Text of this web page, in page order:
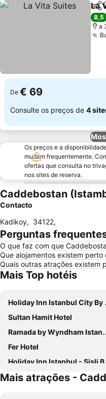
La
8,5
a
De € 69
Consulte os preços de 4
Os preços e a
mudam frequentemente.
ofertas que consulta no
nos sites de reserva.
Caddebostan
Contacto
Kadikoy, 34122,
Perguntas
O que faz com que
Que alojamentos existem
Quais outras atrações existem
Mais Top hotéis
Holiday Inn Istanbul City By Ihg
Sultan Hamit Hotel
Ramada by Wyndham Istanbul Pera
Fer Hotel
Holiday Inn Istanbul - Sisli By Ihg
InterContinental Istanbul
Mais atrações -